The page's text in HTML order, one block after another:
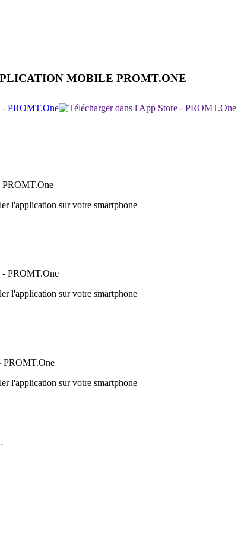
MOBILE PROMT.ONE
l'application sur votre smartphone
l'application sur votre smartphone
l'application sur votre smartphone